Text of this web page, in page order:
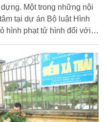
Một trong những nội
tại dự án Bộ luật Hình
hình phạt tử hình đối với 8